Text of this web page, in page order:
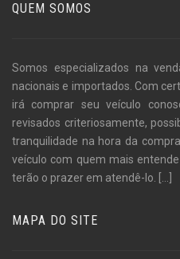
QUEM SOMOS
Somos especializados na
nacionais e importados. Com
irá comprar seu veículo
revisados criteriosamente,
tranquilidade na hora da
veículo com quem mais
terão o prazer em atendê-lo.
MAPA DO SITE